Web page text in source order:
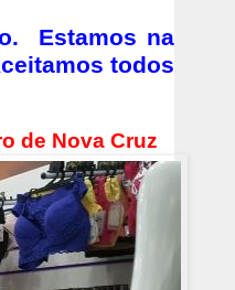
Estamos na
todos
de Nova Cruz